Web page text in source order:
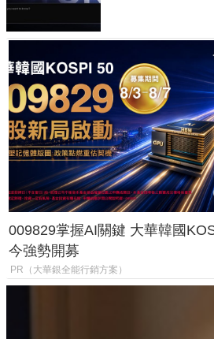
009829掌握AI關鍵 大華韓國
今強勢開募
PR（大華銀全能行銷方案）